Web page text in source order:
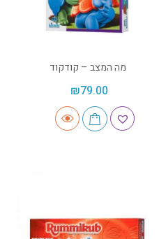
מה המצב – קודקוד
₪79.00